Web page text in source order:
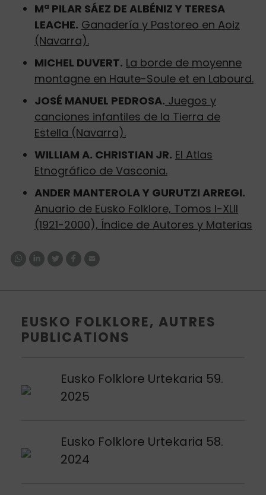
Mª PILAR SÁEZ DE ALBÉNIZ Y TERESA
LEACHE. Ganadería y Pastoreo en Aoiz
(Navarra).
MICHEL DUVERT. La borde de moyenne
montagne en Haute-Soule et en Labourd.
JOSÉ MANUEL PEDROSA. Juegos y
canciones infantiles de la Tierra de
Estella (Navarra).
WILLIAM A. CHRISTIAN JR. El Atlas
Etnográfico de Vasconia.
ANDER MANTEROLA Y GURUTZI ARREGI.
Anuario de Eusko Folklore, Tomos I-XLII
(1921-2000), Índice de Autores y Materias
EUSKO FOLKLORE, AUTRES
PUBLICATIONS
Eusko Folklore Urtekaria 59.
2025
Voir publication
Eusko Folklore Urtekaria 58.
2024
Voir publication